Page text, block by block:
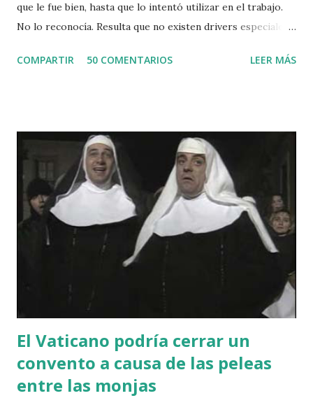
que le fue bien, hasta que lo intentó utilizar en el trabajo.
No lo reconocía. Resulta que no existen drivers especiales
internet, al final la encontramos. Por si os sucede lo mismo
funcionalidad de Dispositivos portátiles , que incorpora
WMP a partir de la versión 10. Una vez lo instaléis
comprobaréis que crea un nuevo dispositivo "Portable
Devices" del que colgará vuestro reporductor. Tal vez o
sea útil esta información, para este u otro reproductor, o
dispositivo de memoria o multimedia. Saludos Mireia. Tags
QEV : trucos , música , mp3
COMPARTIR 50 COMENTARIOS LEER MÁS
El Vaticano podría cerrar un
convento a causa de las peleas
entre las monjas